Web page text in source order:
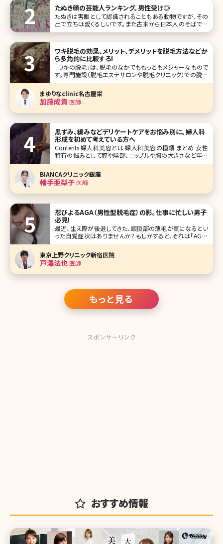
たぬき顔の芸能人ランキング。男性受け◎
たぬきは害獣として認識されることもある動物ですが、その
出で立ちは愛くるしいです。また古来から日本人のそばで生
息してきたため、昔話・ことわざなどで登場することがあり、
には、そんなたぬきに顔立ちが似ている方がいます。たぬき顏
は、たぬき自身の特徴で
ワキ脱毛の効果、メリット、デメリットを脱毛方法などか
ら多角的に比較する!
「ワキの脱毛」は、脱毛のなかでももっともメジャーなもので
す。専門施設（脱毛エステサロンや脱毛クリニック）での脱毛
がムダ毛処理の選択肢の一つとなってきたとはいえ、やはり
まだまだ自己処理をする人の方が多いこのご時世ですが、
「ワキ脱毛は脱毛エステサロンや脱毛クリニックで行ってい
る」と答えている人も多く、も
まゆりなclinic名古屋栄
加藤成貴医師
黒ずみ、緩みなどデリケートケアをお悩み別に。婦人科
形成を初めて考えている方へ
Contents 婦人科美容とは 婦人科美容の種類 まとめ 女性
特有の悩みとして膣や陰部、ニップルや胸の大きさなど年齢
問わず悩みを抱えている方が多くいらっしゃいます。若い方は
色味を明るくしたい、胸の大きさを大きくしたいなどで、年齢
を重ねていくと膣の緩みや授乳によるバストサイズの低
BIANCAクリニック銀座
幡手亜梨子医師
忍びよるAGA（男性型脱毛症）の影。仕事に忙しい男子
必見!
最近、生え際が後退してきた、頭頂部の薄毛が気になるとい
った自覚症状はありませんか? もしかすると、それは「AGA」
と呼ばれる症状かもしれません。 近年、若い男性にも急増し
ているAGA。これだけは知っておきたい基礎中の基礎をまと
めます。 AGAとは? AGAとは、男性型脱毛症（Androgen
東京上野クリニック新宿医院
戸澤法也医師
もっと見る
スポンサーリンク
おすすめ情報